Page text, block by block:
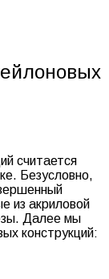
считается
Безусловно,
из акриловой
Далее мы
конструкций: